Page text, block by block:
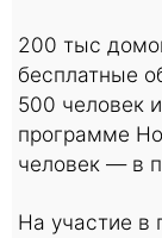
200 тыс
бесплатные
500 человек
программе
человек — в
На участие в